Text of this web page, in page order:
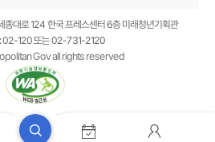
대로 124 한국 프레스센터 6층 미래청년기획관
02-120또는02-731-2120
Gov all rights reserved